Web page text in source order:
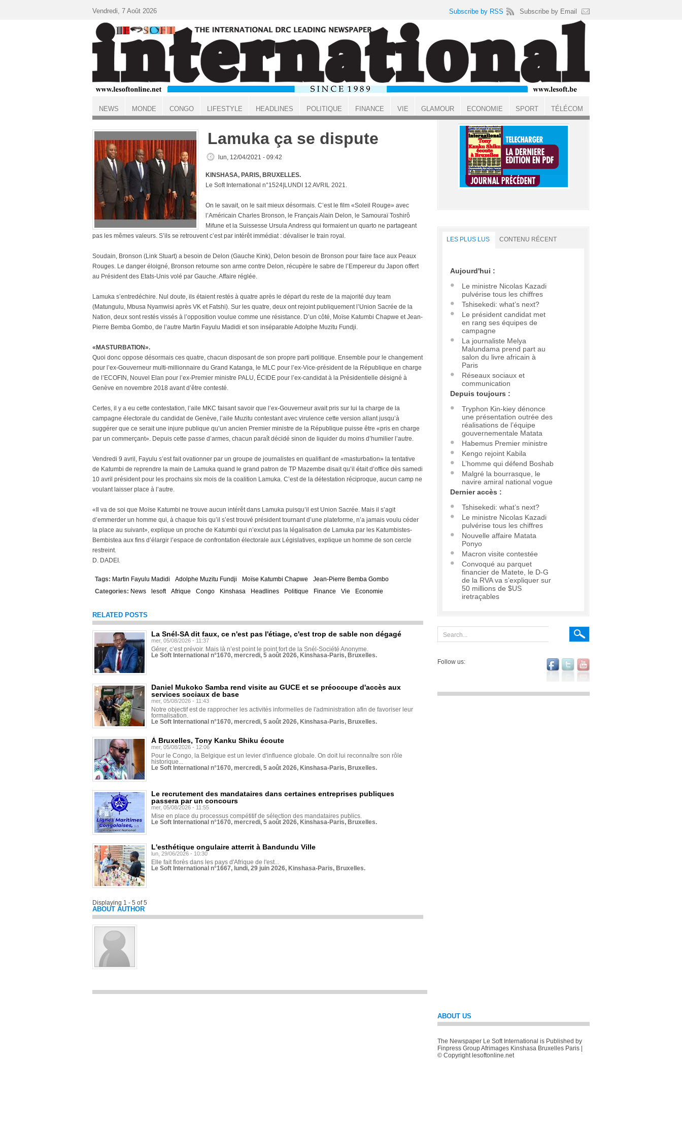
ACCUEIL
Lamuka ça se dispute
lun, 12/04/2021 - 09:42
KINSHASA, PARIS, BRUXELLES.
Le Soft International n°1524|LUNDI 12 AVRIL 2021.
On le savait, on le sait mieux désormais. C’est le film «Soleil Rouge» avec
l’Américain Charles Bronson, le Français Alain Delon, le Samouraï Toshirô
Mifune et la Suissesse Ursula Andress qui formaient un quarto ne partageant
pas les mêmes valeurs. S’ils se retrouvent c’est par intérêt immédiat : dévaliser le train royal.
Soudain, Bronson (Link Stuart) a besoin de Delon (Gauche Kink), Delon besoin de Bronson pour faire face aux Peaux
Rouges. Le danger éloigné, Bronson retourne son arme contre Delon, récupère le sabre de l’Empereur du Japon offert
au Président des Etats-Unis volé par Gauche. Affaire réglée.
Lamuka s’entredéchire. Nul doute, ils étaient restés à quatre après le départ du reste de la majorité duy team
(Matungulu, Mbusa Nyamwisi après VK et Fatshi). Sur les quatre, deux ont rejoint publiquement l’Union Sacrée de la
Nation, deux sont restés vissés à l’opposition voulue comme une résistance. D’un côté, Moïse Katumbi Chapwe et Jean-
Pierre Bemba Gombo, de l’autre Martin Fayulu Madidi et son inséparable Adolphe Muzitu Fundji.
«MASTURBATION».
Quoi donc oppose désormais ces quatre, chacun disposant de son propre parti politique. Ensemble pour le changement
pour l’ex-Gouverneur multi-millionnaire du Grand Katanga, le MLC pour l’ex-Vice-président de la République en charge
de l’ECOFIN, Nouvel Elan pour l’ex-Premier ministre PALU, ÉCIDE pour l’ex-candidat à la Présidentielle désigné à
Genève en novembre 2018 avant d’être contesté.
Certes, il y a eu cette contestation, l’aile MKC faisant savoir que l’ex-Gouverneur avait pris sur lui la charge de la
campagne électorale du candidat de Genève, l’aile Muzitu contestant avec virulence cette version allant jusqu’à
suggérer que ce serait une injure publique qu’un ancien Premier ministre de la République puisse être «pris en charge
par un commerçant». Depuis cette passe d’armes, chacun paraît décidé sinon de liquider du moins d’humilier l’autre.
Vendredi 9 avril, Fayulu s’est fait ovationner par un groupe de journalistes en qualifiant de «masturbation» la tentative
de Katumbi de reprendre la main de Lamuka quand le grand patron de TP Mazembe disait qu’il était d’office dès samedi
10 avril président pour les prochains six mois de la coalition Lamuka. C’est de la détestation réciproque, aucun camp ne
voulant laisser place à l’autre.
«Il va de soi que Moïse Katumbi ne trouve aucun intérêt dans Lamuka puisqu’il est Union Sacrée. Mais il s’agit
d’emmerder un homme qui, à chaque fois qu’il s’est trouvé président tournant d’une plateforme, n’a jamais voulu céder
la place au suivant», explique un proche de Katumbi qui n’exclut pas la légalisation de Lamuka par les Katumbistes-
Bembistea aux fins d’élargir l’espace de confrontation électorale aux Législatives, explique un homme de son cercle
restreint.
D. DADEI.
Tags: Martin Fayulu Madidi Adolphe Muzitu Fundji Moïse Katumbi Chapwe
Jean-Pierre Bemba Gombo
Categories: News lesoft Afrique Congo Kinshasa Headlines Politique Finance Vie Economie
RELATED POSTS
La Snél-SA dit faux, ce n'est pas l'étiage, c'est trop de sable non dégagé
mer, 05/08/2026 - 11:37
Gérer, c’est prévoir. Mais là n’est point le point fort de la Snél-Société Anonyme.
Le Soft International n°1670, mercredi, 5 août 2026, Kinshasa-Paris, Bruxelles.
Daniel Mukoko Samba rend visite au GUCE et se préoccupe d'accès aux
services sociaux de base
mer, 05/08/2026 - 11:43
Notre objectif est de rapprocher les activités informelles de l'administration afin de favoriser leur
formalisation.
Le Soft International n°1670, mercredi, 5 août 2026, Kinshasa-Paris, Bruxelles.
À Bruxelles, Tony Kanku Shiku écoute
mer, 05/08/2026 - 12:06
Pour le Congo, la Belgique est un levier d'influence globale. On doit lui reconnaître son rôle
historique...
Le Soft International n°1670, mercredi, 5 août 2026, Kinshasa-Paris, Bruxelles.
Le recrutement des mandataires dans certaines entreprises publiques
passera par un concours
mer, 05/08/2026 - 11:55
Mise en place du processus compétitif de sélection des mandataires publics.
Le Soft International n°1670, mercredi, 5 août 2026, Kinshasa-Paris, Bruxelles.
L'esthétique ongulaire atterrit à Bandundu Ville
lun, 29/06/2026 - 10:30
Elle fait florès dans les pays d'Afrique de l'est...
Le Soft International n°1667, lundi, 29 juin 2026, Kinshasa-Paris, Bruxelles.
Displaying 1 - 5 of 5
ABOUT AUTHOR
LES PLUS LUS CONTENU RÉCENT
Aujourd'hui :
Le ministre Nicolas Kazadi
pulvérise tous les chiffres
Tshisekedi: what’s next?
Le président candidat met
en rang ses équipes de
campagne
La journaliste Melya
Malundama prend part au
salon du livre africain à
Paris
Réseaux sociaux et
communication
Depuis toujours :
Tryphon Kin-kiey dénonce
une présentation outrée des
réalisations de l’équipe
gouvernementale Matata
Habemus Premier ministre
Kengo rejoint Kabila
L’homme qui défend Boshab
Malgré la bourrasque, le
navire amiral national vogue
Dernier accès :
Tshisekedi: what’s next?
Le ministre Nicolas Kazadi
pulvérise tous les chiffres
Nouvelle affaire Matata
Ponyo
Macron visite contestée
Convoqué au parquet
financier de Matete, le D-G
de la RVA va s’expliquer sur
50 millions de $US
iretraçables
Follow us:
ABOUT US
The Newspaper Le Soft International is Published by
Finpress Group Afrimages Kinshasa Bruxelles Paris |
© Copyright lesoftonline.net
Vendredi, 7 Août 2026 Subscribe by RSS Subscribe by Email
NEWS MONDE CONGO LIFESTYLE HEADLINES POLITIQUE FINANCE VIE GLAMOUR ECONOMIE SPORT TÉLÉCOM